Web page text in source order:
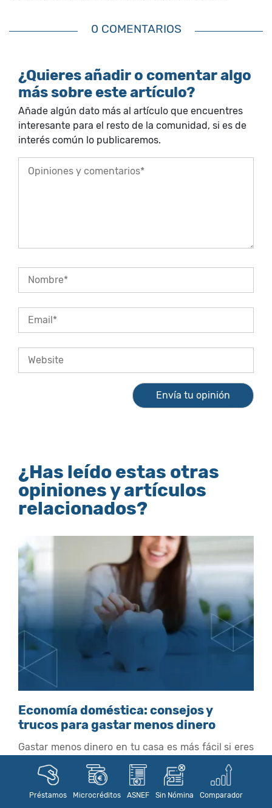
Préstamos Microcréditos ASNEF Sin Nómina Comparador
0 COMENTARIOS
¿Quieres añadir o comentar algo
más sobre este artículo?
Añade algún dato más al artículo que encuentres
interesante para el resto de la comunidad, si es de
interés común lo publicaremos.
¿Has leído estas otras
opiniones y artículos
relacionados?
Economía doméstica: consejos y
trucos para gastar menos dinero
Gastar menos dinero en tu casa es más fácil si eres
ordenado y tienes en cuenta una serie de...
Saber más